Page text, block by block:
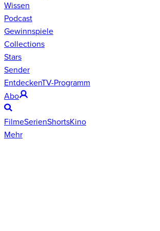
Wissen
Podcast
Gewinnspiele
Collections
Stars
Sender
EntdeckenTV-Programm
Abo
FilmeSerienShortsKino
Mehr